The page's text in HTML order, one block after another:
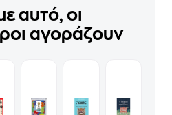
αυτό, οι
αγοράζουν